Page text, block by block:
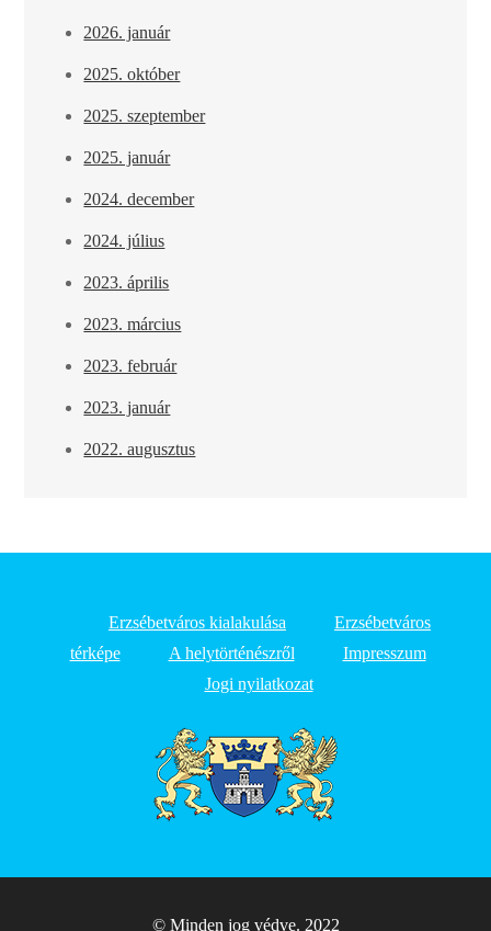
2026. január
2025. október
2025. szeptember
2025. január
2024. december
2024. július
2023. április
2023. március
2023. február
2023. január
2022. augusztus
Erzsébetváros kialakulása
Erzsébetváros
térképe
A helytörténészről
Impresszum
Jogi nyilatkozat
© Minden jog védve. 2022